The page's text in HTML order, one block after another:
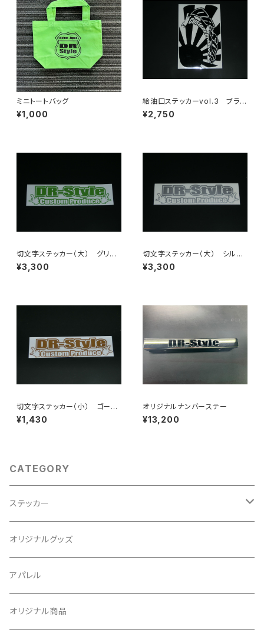
ミニトートバッグ
¥1,000
給油口ステッカーvol.3 ブラッ
ク（艶あり・艶なし）
¥2,750
切文字ステッカー（大） グリー
ン
¥3,300
切文字ステッカー（大） シルバ
ー
¥3,300
切文字ステッカー（小） ゴール
ド
¥1,430
オリジナルナンバーステー
¥13,200
CATEGORY
ステッカー
シャコタンステッカー
ハンコステッカー
給油口ステッカーvol.2
オリジナルグッズ
アパレル
オリジナル商品